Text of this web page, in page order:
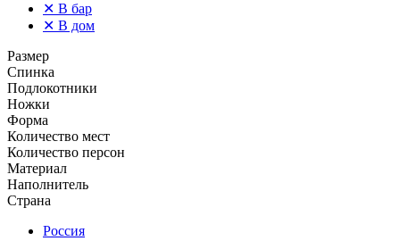
✕ В бар
✕ В дом
Размер
Спинка
Подлокотники
Ножки
Форма
Количество мест
Количество персон
Материал
Наполнитель
Страна
Россия